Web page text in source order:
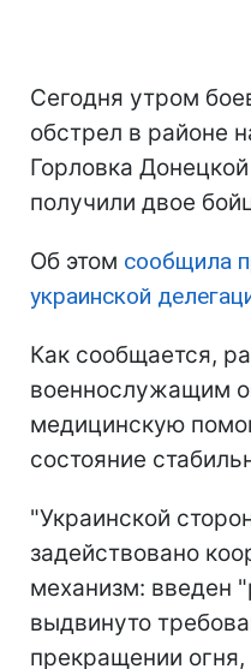
Сегодня утром
обстрел в районе
Горловка
получили двое
Об этом сообщила
украинской
Как сообщается,
военнослужащим
медицинскую
состояние
"Украинской
задействовано
механизм: введен
выдвинуто
прекращении огня,